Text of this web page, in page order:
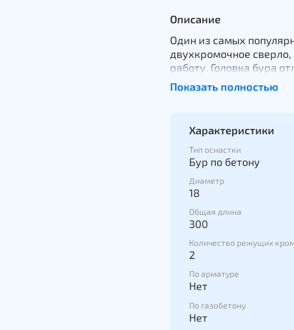
Описание
Один из самых
двухкромочное
работу. Головка бура
двухкромочного резца.
двухточечное
комфортной работе, а
«взрыва пыли».
стенных сверл (PGM) в
института
Показать полностью
Характеристики
Тип оснастки
Бур по бетону
Диаметр
18
Общая длина
300
Количество режущих
2
По арматуре
Нет
По газобетону
Нет